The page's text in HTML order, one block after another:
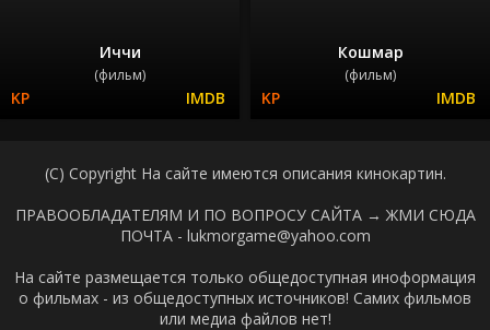
Иччи
(фильм)
Кошмар
(фильм)
(C) Copyright На сайте имеются описания кинокартин.
ПРАВООБЛАДАТЕЛЯМ И ПО ВОПРОСУ САЙТА → ЖМИ СЮДА
ПОЧТА - lukmorgame@yahoo.com
На сайте размещается только общедоступная иноформация
о фильмах - из общедоступных источников! Самих фильмов
или медиа файлов нет!